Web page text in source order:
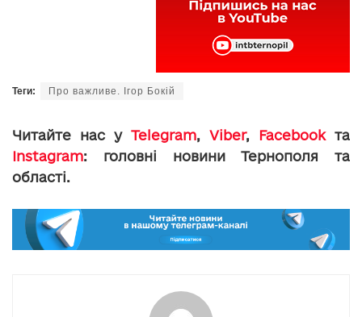
Теги: Про важливе. Ігор Бокій
Читайте нас у Telegram, Viber, Facebookта
Instagram: головні новини Тернополя та
області.